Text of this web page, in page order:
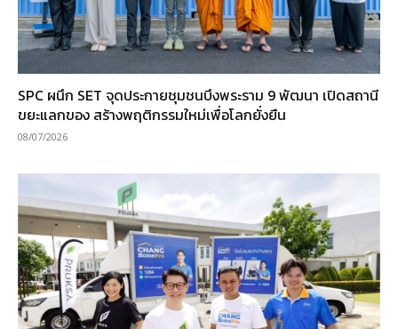
SPC ผนึก SET จุดประกายชุมชนบึงพระราม 9 พัฒนา เปิดสถานี
ขยะแลกของ สร้างพฤติกรรมใหม่เพื่อโลกยั่งยืน
08/07/2026